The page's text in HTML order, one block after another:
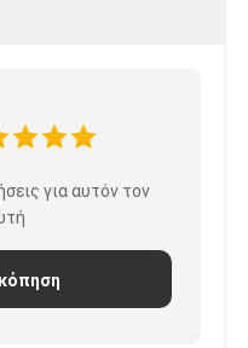
γυαλιού
για αυτόν τον